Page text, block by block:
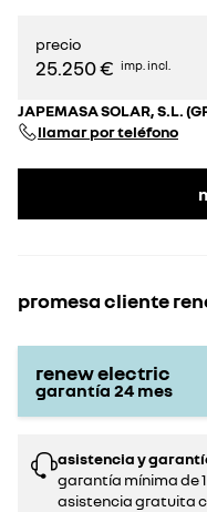
precio
25.250 € imp. incl.
JAPEMASA SOLAR, S.L.
llamar por teléfono
promesa cliente
renew electric
garantía 24 mes
asistencia y
garantía mínima de
asistencia gratuita